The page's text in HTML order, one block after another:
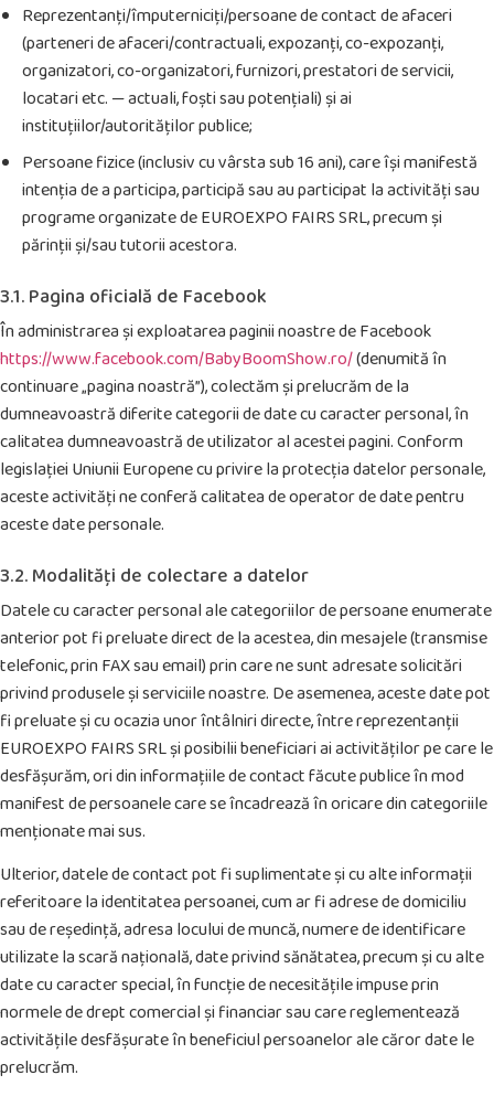
Reprezentanți/împuterniciți/persoane de contact de afaceri
(parteneri de afaceri/contractuali, expozanți, co-expozanți,
organizatori, co-organizatori, furnizori, prestatori de servicii,
locatari etc. — actuali, foști sau potențiali) și ai
instituțiilor/autorităților publice;
Persoane fizice (inclusiv cu vârsta sub 16 ani), care își manifestă
intenția de a participa, participă sau au participat la activități sau
programe organizate de EUROEXPO FAIRS SRL, precum și
părinții și/sau tutorii acestora.
3.1. Pagina oficială de Facebook
În administrarea și exploatarea paginii noastre de Facebook
https://www.facebook.com/BabyBoomShow.ro/(denumită în
continuare „pagina noastră”), colectăm și prelucrăm de la
dumneavoastră diferite categorii de date cu caracter personal, în
calitatea dumneavoastră de utilizator al acestei pagini. Conform
legislației Uniunii Europene cu privire la protecția datelor personale,
aceste activități ne conferă calitatea de operator de date pentru
aceste date personale.
3.2. Modalități de colectare a datelor
Datele cu caracter personal ale categoriilor de persoane enumerate
anterior pot fi preluate direct de la acestea, din mesajele (transmise
telefonic, prin FAX sau email) prin care ne sunt adresate solicitări
privind produsele și serviciile noastre. De asemenea, aceste date pot
fi preluate și cu ocazia unor întâlniri directe, între reprezentanții
EUROEXPO FAIRS SRL și posibilii beneficiari ai activităților pe care le
desfășurăm, ori din informațiile de contact făcute publice în mod
manifest de persoanele care se încadrează în oricare din categoriile
menționate mai sus.
Ulterior, datele de contact pot fi suplimentate și cu alte informații
referitoare la identitatea persoanei, cum ar fi adrese de domiciliu
sau de reședință, adresa locului de muncă, numere de identificare
utilizate la scară națională, date privind sănătatea, precum și cu alte
date cu caracter special, în funcție de necesitățile impuse prin
normele de drept comercial și financiar sau care reglementează
activitățile desfășurate în beneficiul persoanelor ale căror date le
prelucrăm.